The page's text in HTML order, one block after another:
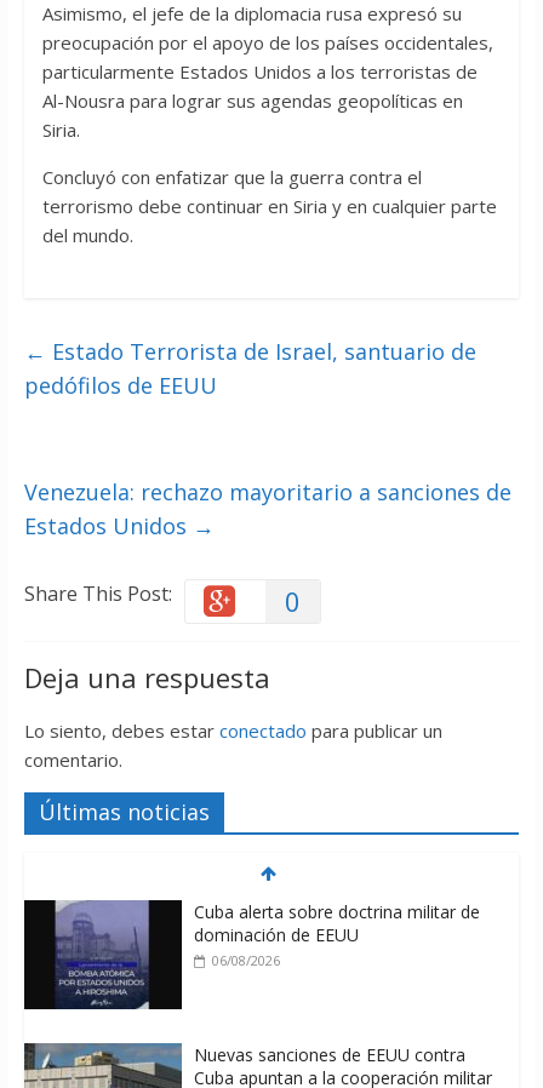
Asimismo, el jefe de la diplomacia rusa expresó su
preocupación por el apoyo de los países occidentales,
particularmente Estados Unidos a los terroristas de
Al-Nousra para lograr sus agendas geopolíticas en
Siria.
Concluyó con enfatizar que la guerra contra el
terrorismo debe continuar en Siria y en cualquier parte
del mundo.
← Estado Terrorista de Israel, santuario de
pedófilos de EEUU
Venezuela: rechazo mayoritario a sanciones de
Estados Unidos →
Share This Post: 0
Deja una respuesta
Lo siento, debes estar conectado para publicar un
comentario.
Últimas noticias
Cuba alerta sobre doctrina militar de
dominación de EEUU
06/08/2026
Nuevas sanciones de EEUU contra
Cuba apuntan a la cooperación militar